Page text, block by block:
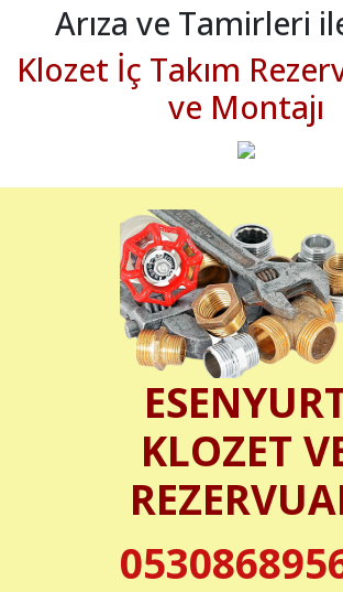
Arıza ve Tamirleri
Klozet İç Takım
ve Montajı
KLOZET